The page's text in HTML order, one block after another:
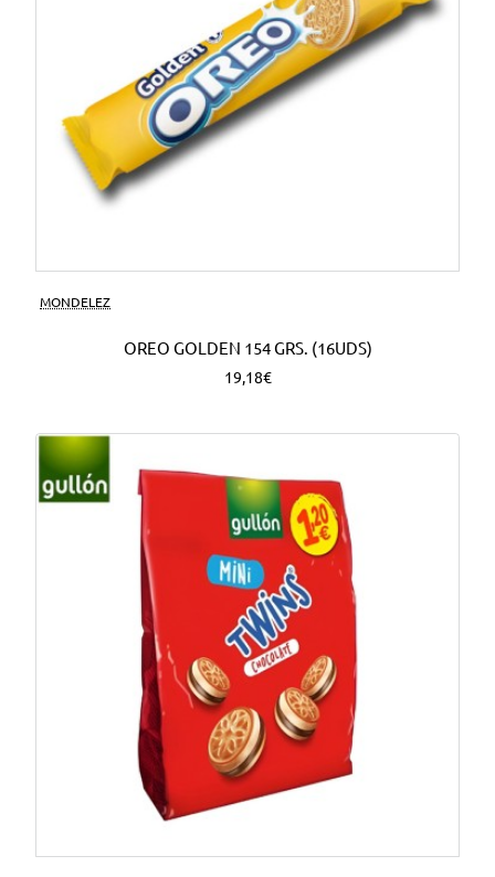
MONDELEZ
OREO GOLDEN 154 GRS. (16UDS)
19,18€